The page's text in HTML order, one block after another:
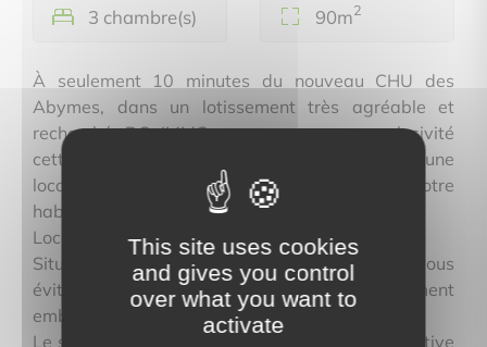
3 chambre(s) 90m2
À seulement 10 minutes du nouveau CHU des
Abymes, dans un lotissement très agréable et
recherché, DO IMMO vous propose en exclusivité
cette villa idéale pour un investissement locatif, une
location longue durée ou encore pour votre
habitation principale.
Localisation stratégique
Située, à proximité du rond-point du crabe, vous
évitez ainsi toute la zone habituellement
embouteillée de Bosredon .
Le secteur bénéficie d’une forte attractivité locative
This site uses cookies
and gives you control
over what you want to
activate